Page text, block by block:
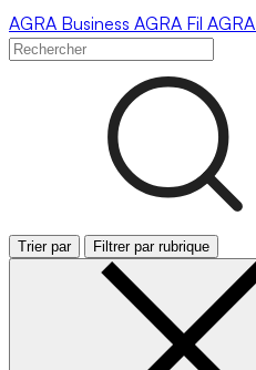
AGRA Business AGRA Fil AGRA
Trier par Filtrer par rubrique